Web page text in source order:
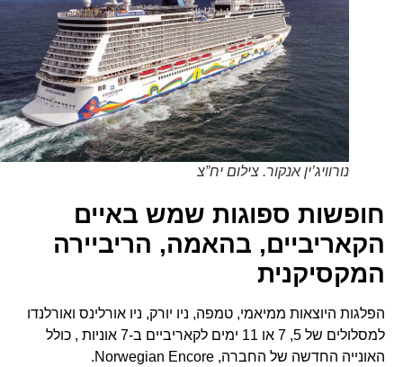
נורוויג’ין אנקור. צילום יח”צ
חופשות ספוגות שמש באיים
הקאריביים, בהאמה, הריביירה
המקסיקנית
הפלגות היוצאות ממיאמי, טמפה, ניו יורק, ניו אורלינס ואורלנדו
למסלולים של 5, 7 או 11 ימים לקאריביים ב-7 אוניות , כולל
האונייה החדשה של החברה, Norwegian Encore.